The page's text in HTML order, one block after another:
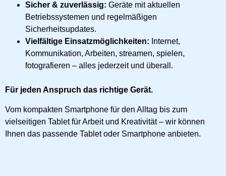
Sicher & zuverlässig: Geräte mit aktuellen
Betriebssystemen und regelmäßigen
Sicherheitsupdates.
Vielfältige Einsatzmöglichkeiten: Internet,
Kommunikation, Arbeiten, streamen, spielen,
fotografieren – alles jederzeit und überall.
Für jeden Anspruch das richtige Gerät.
Vom kompakten Smartphone für den Alltag bis zum
vielseitigen Tablet für Arbeit und Kreativität – wir können
Ihnen das passende Tablet oder Smartphone anbieten.